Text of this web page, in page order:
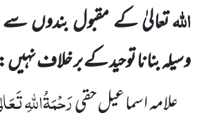
اللہتعالیٰ کے مقبول بندوں سے
وسیلہ بنانا توحید کے بر خلاف نہیں :
علامہ اسماعیل حقیرَحْمَۃُاللہِ